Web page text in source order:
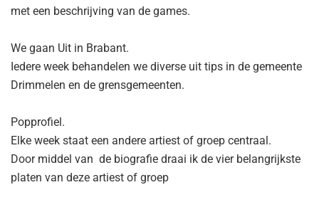
met een beschrijving van de games.
We gaan Uit in Brabant.
Iedere week behandelen we diverse uit tips in de gemeente
Drimmelen en de grensgemeenten.
Popprofiel.
Elke week staat een andere artiest of groep centraal.
Door middel van de biografie draai ik de vier belangrijkste
platen van deze artiest of groep